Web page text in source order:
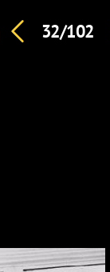
32/102